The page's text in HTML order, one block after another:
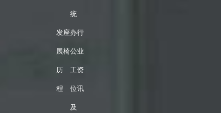
统
发
展
历
程
座
椅
办
公
工
位
及
行
业
资
讯